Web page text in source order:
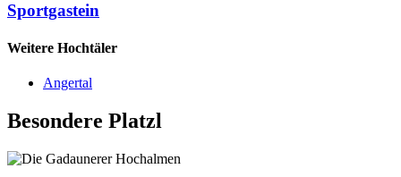
Sportgastein
Weitere Hochtäler
Angertal
Besondere Platzl